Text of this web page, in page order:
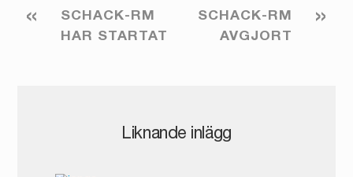
«
SCHACK-RM
HAR STARTAT
»
SCHACK-RM
AVGJORT
Liknande inlägg